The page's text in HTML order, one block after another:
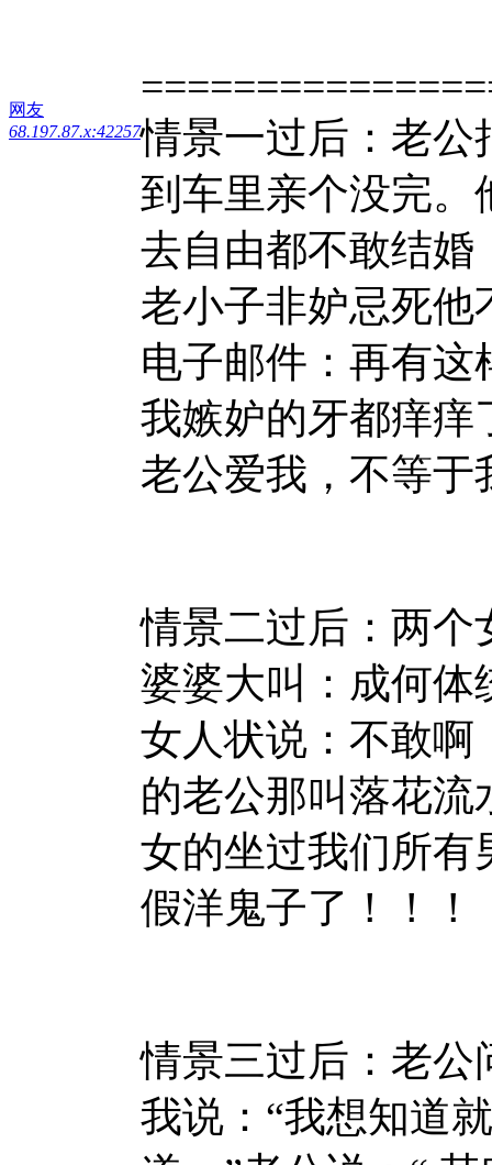
网友
68.197.87.x:42257情景一过后：老公
到车里亲个没完。
去自由都不敢结婚
老小子非妒忌死他
电子邮件：再有
我嫉妒的牙都痒痒
老公爱我，不等于
情景二过后：两个
婆婆大叫：成何体
女人状说：不敢啊
的老公那叫落花
女的坐过我们所有
假洋鬼子了！！！
情景三过后：老公
我说：“我想知道